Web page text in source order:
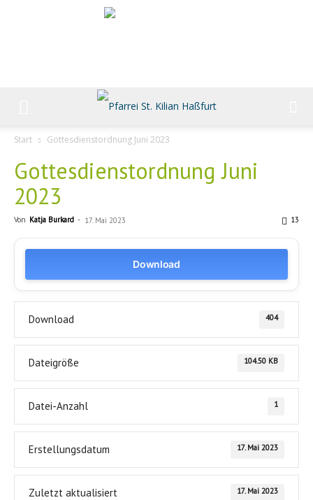
Start Gottesdienstordnung Juni 2023
Gottesdienstordnung Juni
2023
Von Katja Burkard - 17. Mai 2023 13
Download
Download 404
Dateigröße 104.50 KB
Datei-Anzahl 1
Erstellungsdatum 17. Mai 2023
Zuletzt aktualisiert 17. Mai 2023